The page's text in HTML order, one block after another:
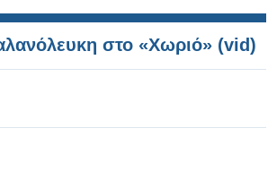
στο «Χωριό» (vid)